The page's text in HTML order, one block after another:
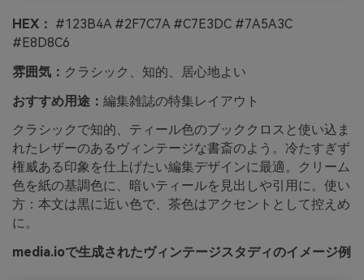
HEX： #123B4A #2F7C7A #C7E3DC #7A5A3C
#E8D8C6
雰囲気： クラシック、知的、居心地よい
おすすめ用途： 編集雑誌の特集レイアウト
クラシックで知的、ティール色のブッククロスと使い込ま
れたレザーのあるヴィンテージな書斎のよう。冷たすぎず
権威ある印象を仕上げたい編集デザインに最適。クリーム
色を紙の基調色に、暗いティールを見出しや引用に。使い
方：本文は黒に近い色で、茶色はアクセントとして控えめ
に。
media.ioで生成されたヴィンテージスタディのイメージ例